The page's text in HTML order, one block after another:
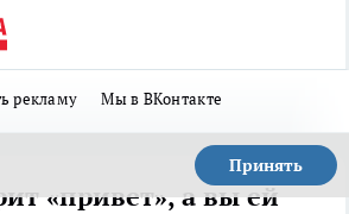
рекламу Мы в ВКонтакте
Принять
«привет», а вы ей